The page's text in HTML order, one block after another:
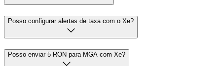
Posso configurar alertas de taxa com o Xe?
Posso enviar 5 RON para MGA com Xe?